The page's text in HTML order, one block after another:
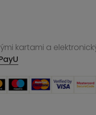
kartami a